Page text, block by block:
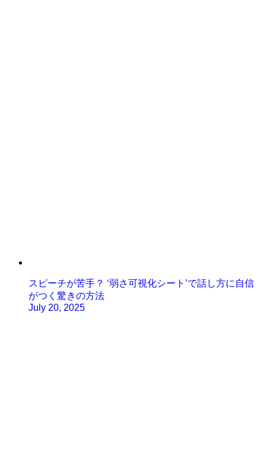
スピーチが苦手？ ‘弱さ可視化シート’で話し方に自信
がつく驚きの方法
July 20, 2025